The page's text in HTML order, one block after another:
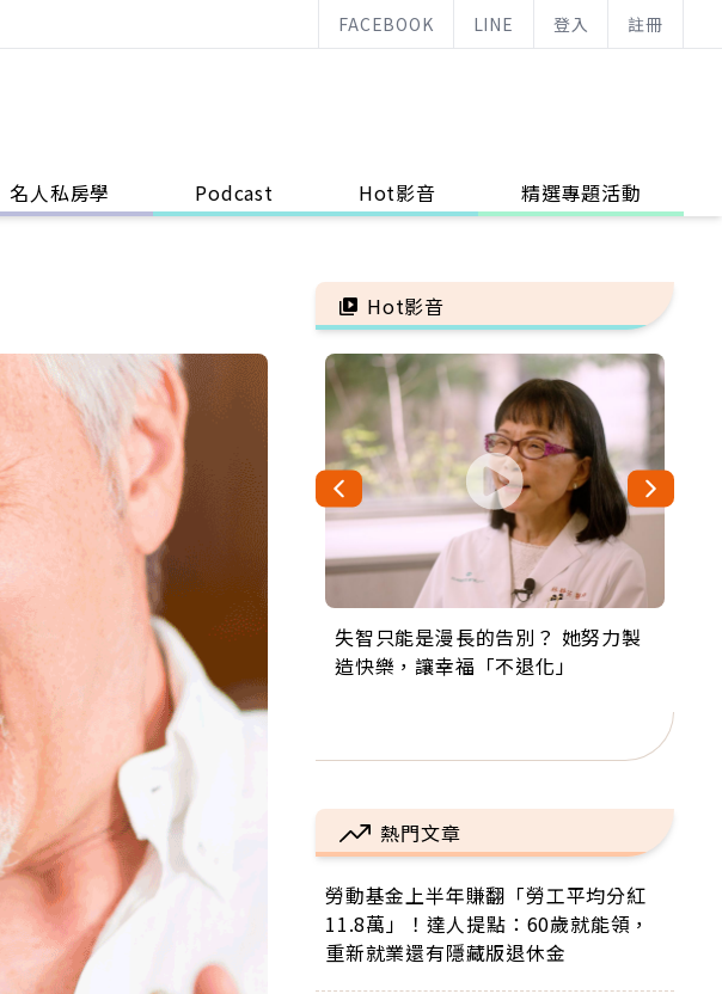
FACEBOOK LINE 登入 註冊
名人私房學 Podcast Hot影音 精選專題活動
Hot影音
失智只能是漫長的告別？ 她努力製
造快樂，讓幸福「不退化」
來自剛果的巧克力神父 為台灣奉獻
36年 「台灣是我的家，我連作夢都
63歲卸矽谷副總、搬回台灣找快
樂！「蛋黃哥小丑」走進安養院，
104歲打破金氏世界紀錄 成為全球
最年長羽球選手，分享長壽的秘密
事業巔峰他選擇追夢…黑手阿伯拉
小提琴還登上小巨蛋！連CNN都大
熱門文章
勞動基金上半年賺翻「勞工平均分紅
11.8萬」！達人提點：60歲就能領，
重新就業還有隱藏版退休金